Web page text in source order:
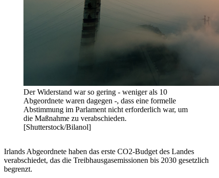
Der Widerstand war so gering - weniger als 10
Abgeordnete waren dagegen -, dass eine formelle
Abstimmung im Parlament nicht erforderlich war, um
die Maßnahme zu verabschieden.
[Shutterstock/Bilanol]
Irlands Abgeordnete haben das erste CO2-Budget des Landes
verabschiedet, das die Treibhausgasemissionen bis 2030 gesetzlich
begrenzt.